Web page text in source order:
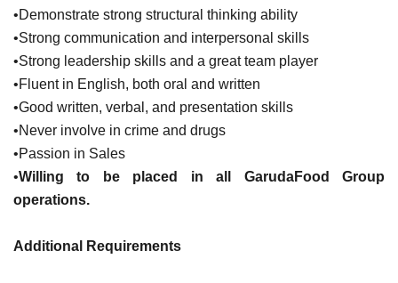
•Demonstrate strong structural thinking ability
•Strong communication and interpersonal skills
•Strong leadership skills and a great team player
•Fluent in English, both oral and written
•Good written, verbal, and presentation skills
•Never involve in crime and drugs
•Passion in Sales
•Willing to be placed in all GarudaFood Group
operations.
Additional Requirements